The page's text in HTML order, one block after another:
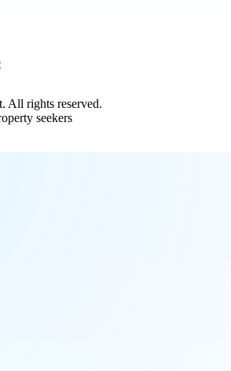
. All rights reserved.
seekers